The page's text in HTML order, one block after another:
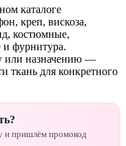
каталоге
креп, вискоза,
костюмные,
фурнитура.
или назначению —
ткань для конкретного
и пришлём промокод